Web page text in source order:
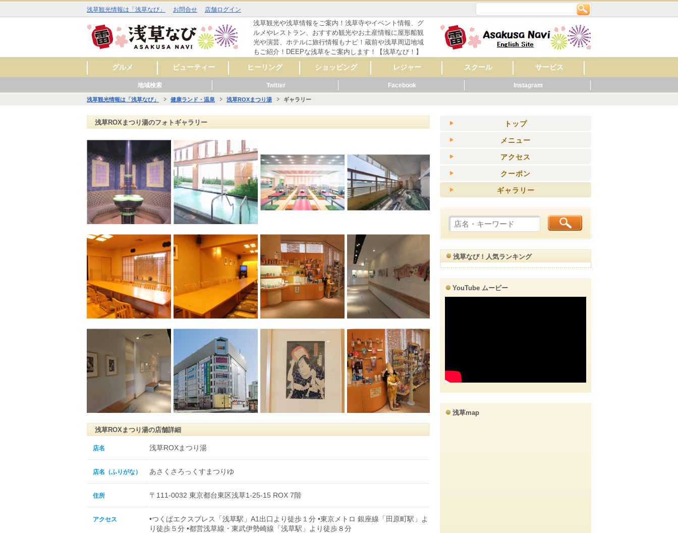
浅草観光情報は「浅草なび」 お問合せ 店舗ログイン
浅草観光や浅草情報をご案内！浅草寺やイベント情報、グ
ルメやレストラン、おすすめ観光やお土産情報に屋形船観
光や演芸、ホテルに旅行情報もナビ！蔵前や浅草周辺地域
もご紹介！DEEPな浅草をご案内します！【浅草なび！】
グルメ
アジア・エスニック
料理
カフェ・スイーツ
ファミリーレストラ
ン
ビューティー ヒーリング
リラクゼーション
リンパマッサージ
タイ式マッサージ
アロママッサージ
ショッピング
ョン
レジャー
カラオケ
占い
バッティングセンタ
ー
映画館・劇場
ライブハウス
観光スポット
動物園
遊園地
健康ランド・温泉
ゲームセンター
その他
体験
スクール
ニング
サービス
レンタルショップ
旅館
ビジネスホテル
ペット関連
健康・スポーツ
賃貸・不動産
ウエディング
歯科
ホテル
公共機関
その他
病院
くらし
地域検索
■■ 雷門周辺 ■■ グルメ
ビューティ
ヒーリング
■■ 仲見世・浅草寺周辺 ■■ グルメ
ショッピング
レジャー
サービス
■■ 西浅草周辺 ■■ グルメ
ショッピング
スクール
サービス
■■ 花川戸周辺 ■■ グルメ
ショッピング
レジャー
サービス
■■ 観音裏周辺 ■■ グルメ
ビューティ
スクール
サービス
Twitter Facebook Instagram
浅草観光情報は「浅草なび」 健康ランド・温泉 浅草ROXまつり湯 ギャラリー
浅草ROXまつり湯のフォトギャラリー
浅草ROXまつり湯の店舗詳細
店名 浅草ROXまつり湯
店名（ふりがな） あさくさろっくすまつりゆ
住所 〒111-0032 東京都台東区浅草1-25-15 ROX 7階
アクセス
•つくばエクスプレス「浅草駅」A1出口より徒歩１分 •東京メトロ 銀座線「田原町駅」よ
り徒歩５分 •都営浅草線・東武伊勢崎線「浅草駅」より徒歩８分
トップ
メニュー
アクセス
クーポン
ギャラリー
浅草なび！人気ランキング
YouTube ムービー
浅草map